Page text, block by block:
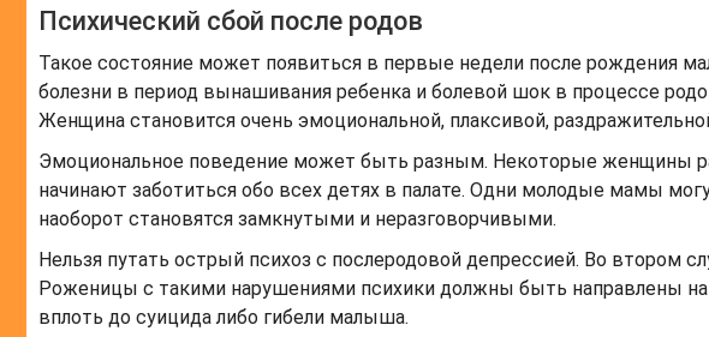
Психический сбой после родов
Такое состояние может появиться в первые недели после рождения
болезни в период вынашивания ребенка и болевой шок в процессе
Женщина становится очень эмоциональной, плаксивой,
Эмоциональное поведение может быть разным. Некоторые женщины
начинают заботиться обо всех детях в палате. Одни молодые мамы
наоборот становятся замкнутыми и неразговорчивыми.
Нельзя путать острый психоз с послеродовой депрессией. Во втором
Роженицы с такими нарушениями психики должны быть направлены
вплоть до суицида либо гибели малыша.